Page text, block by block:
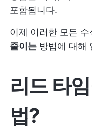
포함됩니다.
이제 이러한 모든
줄이는 방법에 대해
리드 타
법?